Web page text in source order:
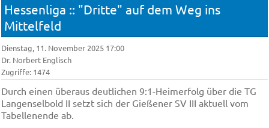
Hessenliga :: "Dritte" auf dem Weg ins
Mittelfeld
Dienstag, 11. November 2025 17:00
Dr. Norbert Englisch
Zugriffe: 1474
Durch einen überaus deutlichen 9:1-Heimerfolg über die TG
Langenselbold II setzt sich der Gießener SV III aktuell vom
Tabellenende ab.